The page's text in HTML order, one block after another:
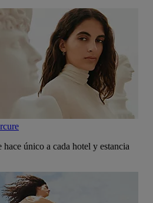
hace único a cada hotel y estancia